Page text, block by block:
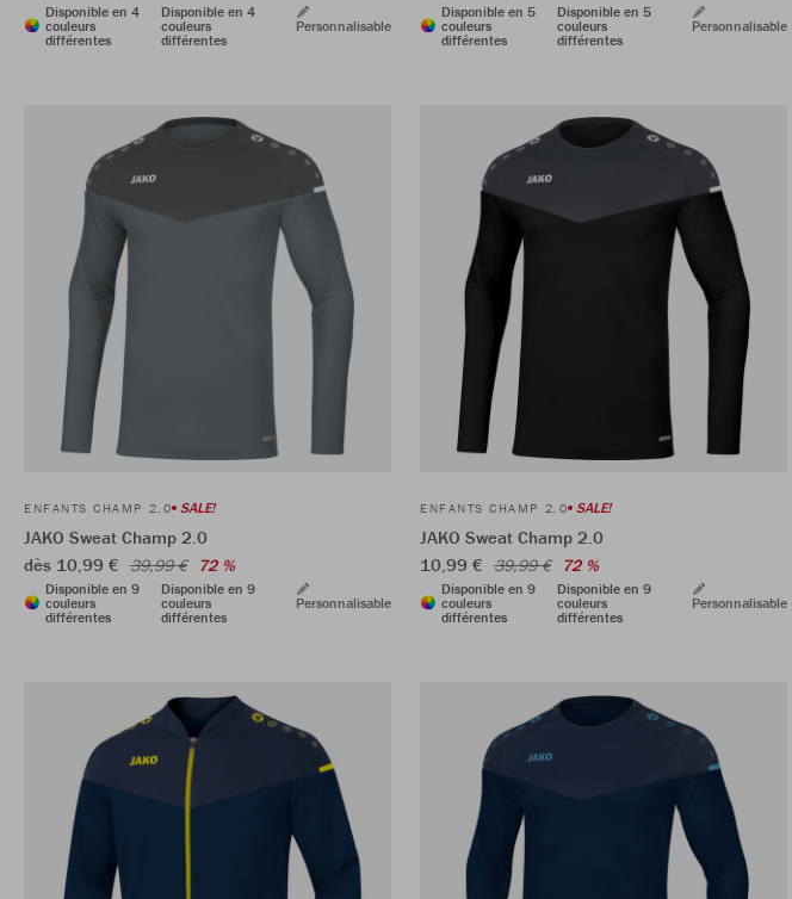
Disponible en 4
couleurs
différentes
Disponible en 4
couleurs
différentes
Personnalisable
Disponible en 5
couleurs
différentes
Disponible en 5
couleurs
différentes
Personnalisable
ENFANTS CHAMP 2.0 SALE!
JAKO Sweat Champ 2.0
dès 10,99 € 39,99 € 72 %
Disponible en 9
couleurs
différentes
Disponible en 9
couleurs
différentes
Personnalisable
ENFANTS CHAMP 2.0 SALE!
JAKO Sweat Champ 2.0
10,99 € 39,99 € 72 %
Disponible en 9
couleurs
différentes
Disponible en 9
couleurs
différentes
Personnalisable